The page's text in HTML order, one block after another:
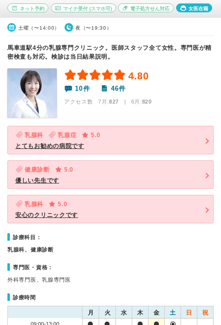
ネット予約 マイナ受付(スマホ可) 電子処方せん対応 女医在籍
土曜（〜14:00） 夜（〜19:30）
馬車道駅4分の乳腺専門クリニック。医師スタッフ全て女性。専門医が精
密検査も対応。検診は当日結果説明。
4.80
10件 46件
アクセス数 7月:827 | 6月:820
乳腺科 乳腺症
5.0
とてもお勧めの病院です
健康診断
5.0
優しい先生です
乳腺科
5.0
安心のクリニックです
診療科目：
乳腺科、健康診断
専門医・資格：
外科専門医、乳腺専門医
診療時間
月 火 水 木 金 土 日 祝